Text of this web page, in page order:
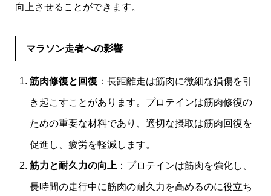
向上させることができます。
マラソン走者への影響
筋肉修復と回復 ：長距離走は筋肉に微細な損傷を引
き起こすことがあります。プロテインは筋肉修復の
ための重要な材料であり、適切な摂取は筋肉回復を
促進し、疲労を軽減します。
筋力と耐久力の向上 ：プロテインは筋肉を強化し、
長時間の走行中に筋肉の耐久力を高めるのに役立ち